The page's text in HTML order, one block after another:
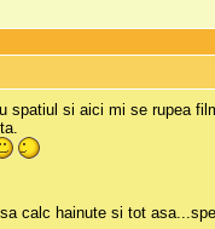
spatiul si aici mi se rupea
calc hainute si tot